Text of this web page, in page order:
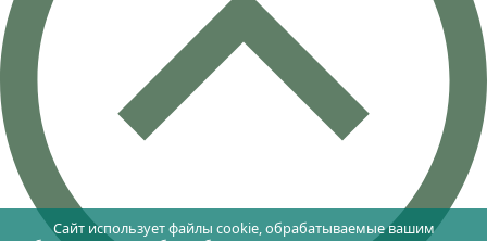
Сайт использует файлы cookie, обрабатываемые вашим